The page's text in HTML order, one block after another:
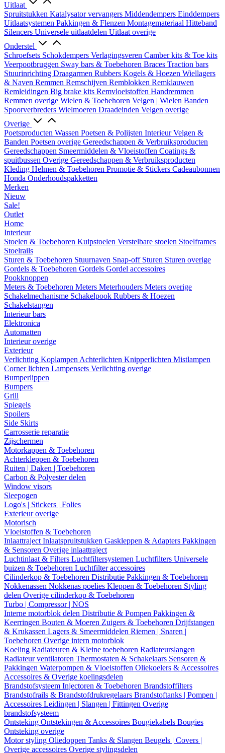
Uitlaat
Spruitstukken Katalysator vervangers Middendempers Einddempers
Uitlaatsystemen Pakkingen & Flenzen Montagemateriaal Hitteband
Silencers Universele uitlaatdelen Uitlaat overige
Onderstel
Schroefsets Schokdempers Verlagingsveren Camber kits & Toe kits
Veerpootbruggen Sway bars & Toebehoren Braces Traction bars
Stuurinrichting Draagarmen Rubbers Kogels & Hoezen Wiellagers
& Naven Remmen Remschijven Remblokken Remklauwen
Remleidingen Big brake kits Remvloeistoffen Handremmen
Remmen overige Wielen & Toebehoren Velgen | Wielen Banden
Spoorverbreders Wielmoeren Draadeinden Velgen overige
Overige
Poetsproducten Wassen Poetsen & Polijsten InterieurVelgen &
Banden Poetsen overige Gereedschappen & Verbruiksproducten
Gereedschappen Smeermiddelen & Vloeistoffen Coatings &
spuitbussen Overige Gereedschappen & Verbruiksproducten
Kleding Helmen & Toebehoren Promotie & Stickers Cadeaubonnen
Honda Onderhoudspakketten
Merken
Nieuw
Sale!
Outlet
Home
Interieur
Stoelen & Toebehoren Kuipstoelen Verstelbare stoelen Stoelframes
Stoelrails
Sturen & Toebehoren Stuurnaven Snap-off Sturen Sturen overige
Gordels & Toebehoren Gordels Gordel accessoires
Pookknoppen
Meters & Toebehoren Meters Meterhouders Meters overige
Schakelmechanisme Schakelpook Rubbers & Hoezen
Schakelstangen
Interieur bars
Elektronica
Automatten
Interieur overige
Exterieur
Verlichting Koplampen Achterlichten Knipperlichten Mistlampen
Corner lichten Lampensets Verlichting overige
Bumperlippen
Bumpers
Grill
Spiegels
Spoilers
Side Skirts
Carrosserie reparatie
Zijschermen
Motorkappen & Toebehoren
Achterkleppen & Toebehoren
Ruiten | Daken | Toebehoren
Carbon & Polyester delen
Window visors
Sleepogen
Logo's | Stickers | Folies
Exterieur overige
Motorisch
Vloeistoffen & Toebehoren
Inlaattraject Inlaatspruitstukken Gaskleppen & Adapters Pakkingen
& Sensoren Overige inlaattraject
Luchtinlaat & Filters Luchtfiltersystemen Luchtfilters Universele
buizen & Toebehoren Luchtfilter accessoires
Cilinderkop & Toebehoren Distributie Pakkingen & Toebehoren
Nokkenassen Nokkenas poelies Kleppen & Toebehoren Styling
delen Overige cilinderkop & Toebehoren
Turbo | Compressor | NOS
Interne motorblok delen Distributie & Pompen Pakkingen &
Keerringen Bouten & Moeren Zuigers & Toebehoren Drijfstangen
& Krukassen Lagers & Smeermiddelen Riemen | Snaren |
Toebehoren Overige intern motorblok
Koeling Radiateuren & Kleine toebehoren Radiateurslangen
Radiateur ventilatoren Thermostaten & Schakelaars Sensoren &
Pakkingen Waterpompen & Vloeistoffen Oliekoelers & Accessoires
Accessoires & Overige koelingsdelen
Brandstofsysteem Injectoren & Toebehoren Brandstoffilters
Brandstofrails & Brandstofdrukregelaars Brandstoftanks | Pompen |
Accessoires Leidingen | Slangen | Fittingen Overige
brandstofsysteem
Ontsteking Ontstekingen & Accessoires Bougiekabels Bougies
Ontsteking overige
Motor styling Oliedoppen Tanks & Slangen Beugels | Covers |
Overige accessoires Overige stylingsdelen